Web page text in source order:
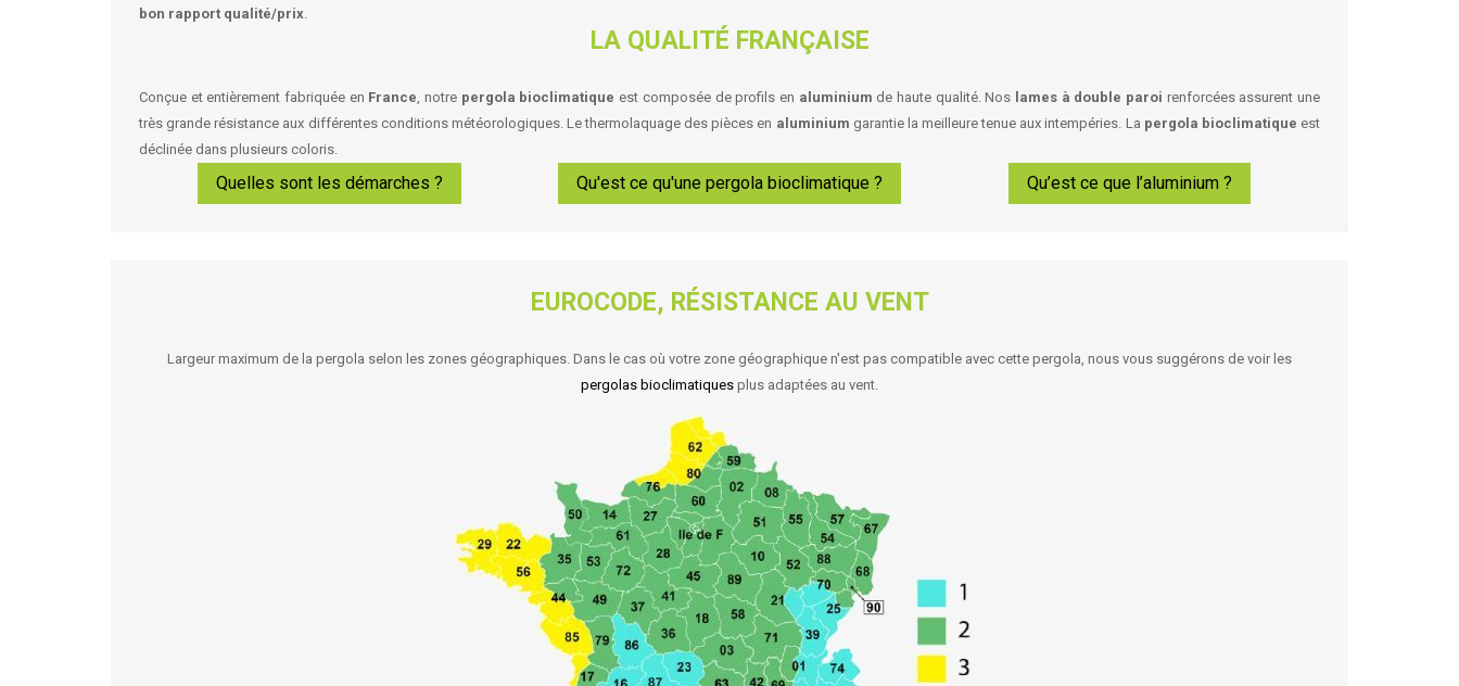
bon rapport qualité/prix.
LA QUALITÉ FRANÇAISE
Conçue et entièrement fabriquée en France, notre pergola bioclimatique est composée de profils en aluminium de haute qualité. Nos lames à double paroi renforcées assurent une
très grande résistance aux différentes conditions météorologiques. Le thermolaquage des pièces en aluminium garantie la meilleure tenue aux intempéries. La pergola bioclimatique est
déclinée dans plusieurs coloris.
Quelles sont les démarches ? Qu'est ce qu'une pergola bioclimatique ? Qu’est ce que l’aluminium ?
EUROCODE, RÉSISTANCE AU VENT
Largeur maximum de la pergola selon les zones géographiques. Dans le cas où votre zone géographique n'est pas compatible avec cette pergola, nous vous suggérons de voir les
pergolas bioclimatiques plus adaptées au vent.